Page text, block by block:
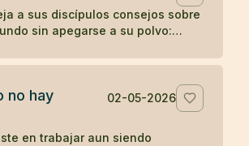
a sus discípulos consejos sobre
sin apegarse a su polvo:
no hay
02-05-2026
en trabajar aun siendo